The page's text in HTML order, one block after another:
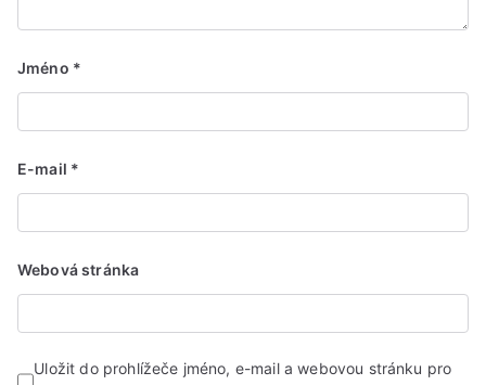
Jméno *
E-mail *
Webová stránka
Uložit do prohlížeče jméno, e-mail a webovou stránku pro